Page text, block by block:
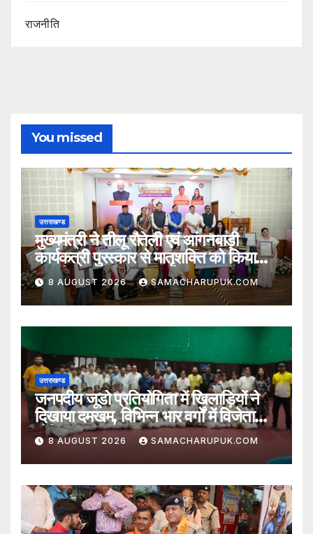
राजनीति
You missed
उत्तराखण्ड
मुख्यमंत्री ने तीलू रौतेली एवं आंगनबाड़ी
कार्यकत्री पुरस्कार से मातृशक्ति को किया
सम्मानित
8 AUGUST 2026 SAMACHARUPUK.COM
उत्तराखण्ड
जनपदीय जूडो प्रतियोगिता में खिलाड़ियों ने
दिखाया दमखम, विभिन्न भार वर्गों में विजेता
घोषित
8 AUGUST 2026 SAMACHARUPUK.COM